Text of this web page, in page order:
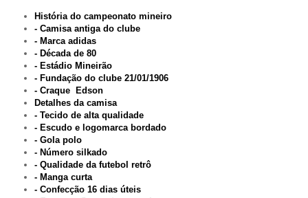
História do campeonato mineiro
- Camisa antiga do clube
- Marca adidas
- Década de 80
- Estádio Mineirão
- Fundação do clube 21/01/1906
- Craque Edson
Detalhes da camisa
- Tecido de alta qualidade
- Escudo e logomarca bordado
- Gola polo
- Número silkado
- Qualidade da futebol retrô
- Manga curta
- Confecção 16 dias úteis